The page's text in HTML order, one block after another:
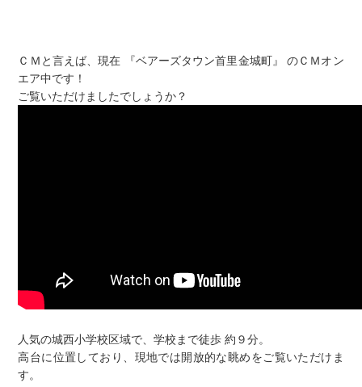
ＣＭと言えば、現在 『ベアーズタウン首里金城町』 のＣＭオン
エア中です！
ご覧いただけましたでしょうか？
人気の城西小学校区域で、学校まで徒歩 約９分。
高台に位置しており、現地では開放的な眺めをご覧いただけま
す。